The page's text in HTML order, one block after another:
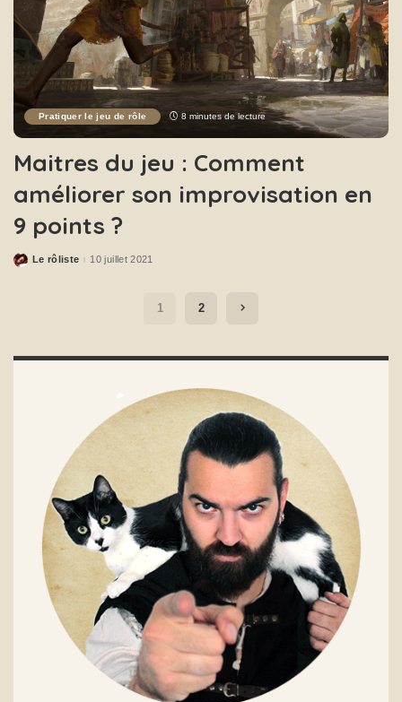
Pratiquer le jeu de rôle 8 minutes de lecture
Maitres du jeu : Comment
améliorer son improvisation en
9 points ?
Le rôliste 10 juillet 2021
1 2